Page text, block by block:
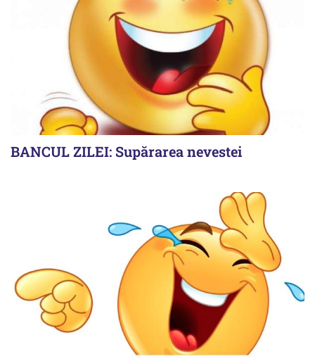
BANCUL ZILEI: Supărarea nevestei